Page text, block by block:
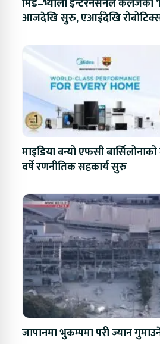
मिड–भ्याली इन्टरनेसनल कलेजको
आजदेखि सुरु, एआईदेखि
माइडिया बन्यो एफसी
वर्षे रणनीतिक सहकार्य सुरु
जापानमा भुकम्पमा परी ज्यान